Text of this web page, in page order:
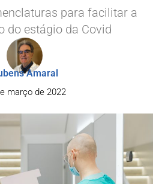
para facilitar a
do estágio da Covid
Amaral
março de 2022